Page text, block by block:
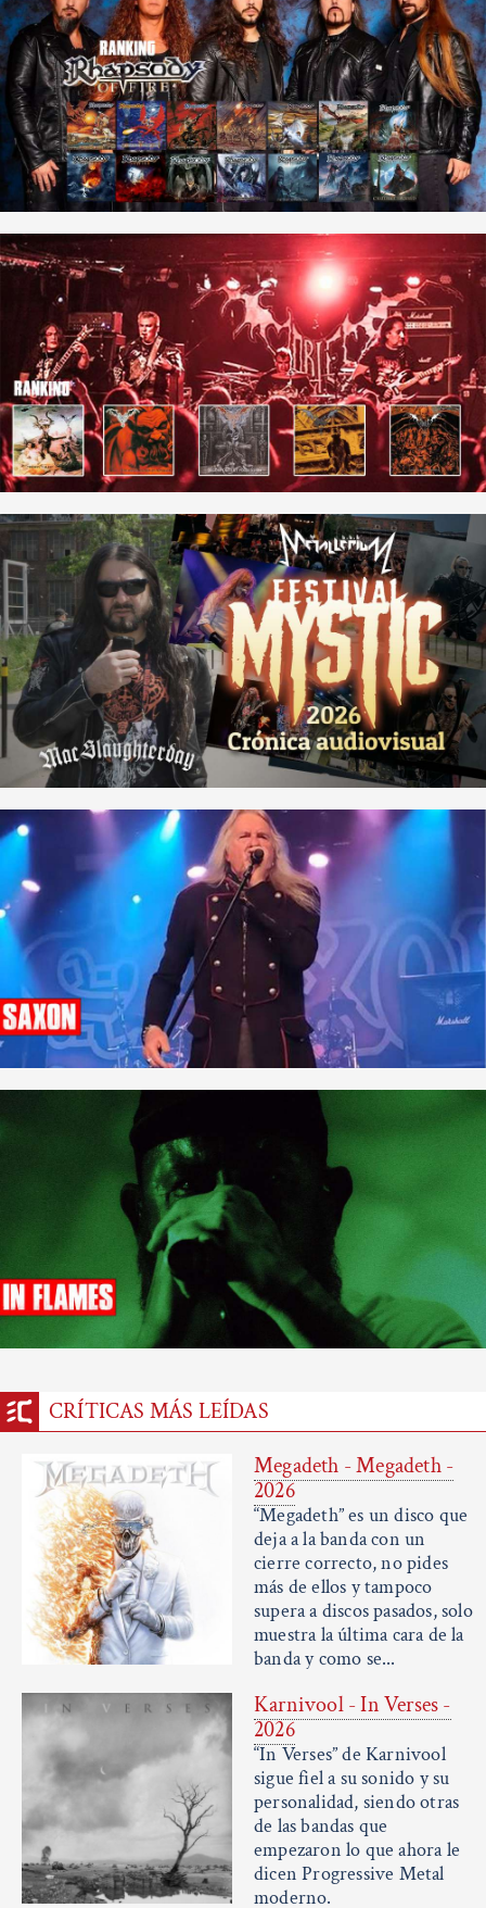
CRÍTICAS MÁS LEÍDAS
Megadeth - Megadeth -
2026
“Megadeth” es un disco que
deja a la banda con un
cierre correcto, no pides
más de ellos y tampoco
supera a discos pasados, solo
muestra la última cara de la
banda y como se...
Karnivool - In Verses -
2026
“In Verses” de Karnivool
sigue fiel a su sonido y su
personalidad, siendo otras
de las bandas que
empezaron lo que ahora le
dicen Progressive Metal
moderno.